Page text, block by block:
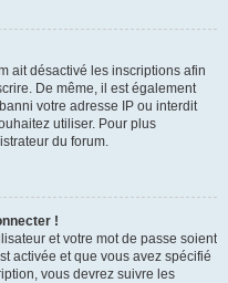
ait désactivé les inscriptions afin
De même, il est également
votre adresse IP ou interdit
utiliser. Pour plus
du forum.
!
et votre mot de passe soient
activée et que vous avez spécifié
vous devrez suivre les